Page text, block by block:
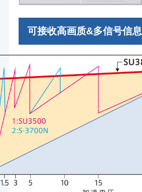
可接收高画质&多信号信息